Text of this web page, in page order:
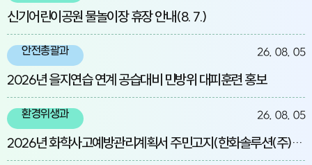
신기어린이공원 물놀이장 휴장 안내(8. 7.)
안전총괄과
2026년 을지연습 연계 공습대비 민방위 대피훈련 홍보
26. 08. 05
환경위생과
2026년 화학사고예방관리계획서 주민고지(한화솔루션(주)울산2공장)
26. 08. 05